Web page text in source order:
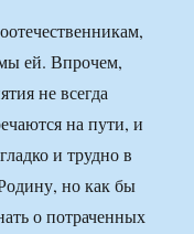
ей. Впрочем,
не всегда
на пути, и
и трудно в
но как бы
о потраченных